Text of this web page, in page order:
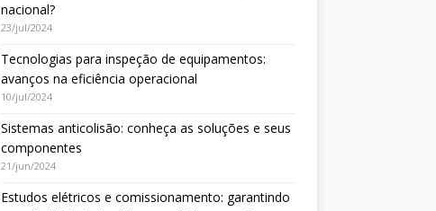
nacional?
23/jul/2024
Tecnologias para inspeção de equipamentos:
avanços na eficiência operacional
10/jul/2024
Sistemas anticolisão: conheça as soluções e seus
componentes
21/jun/2024
Estudos elétricos e comissionamento: garantindo